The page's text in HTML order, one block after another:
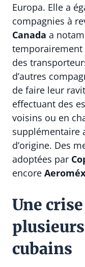
Europa. Elle a
compagnies à
Canada a
temporairement
des
d’autres
de faire leur
effectuant des
voisins ou en
supplémentaire
d’origine. Des
adoptées par
encore
Une
cubains